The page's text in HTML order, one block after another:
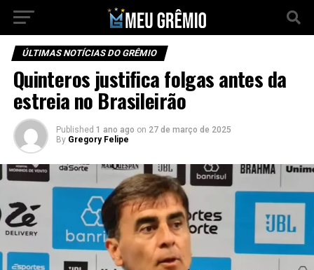
ÚLTIMAS NOTÍCIAS DO GRÊMIO
Quinteros justifica folgas antes da
estreia no Brasileirão
Published 1 ano ago on 27 de março de 2025
By Gregory Felipe